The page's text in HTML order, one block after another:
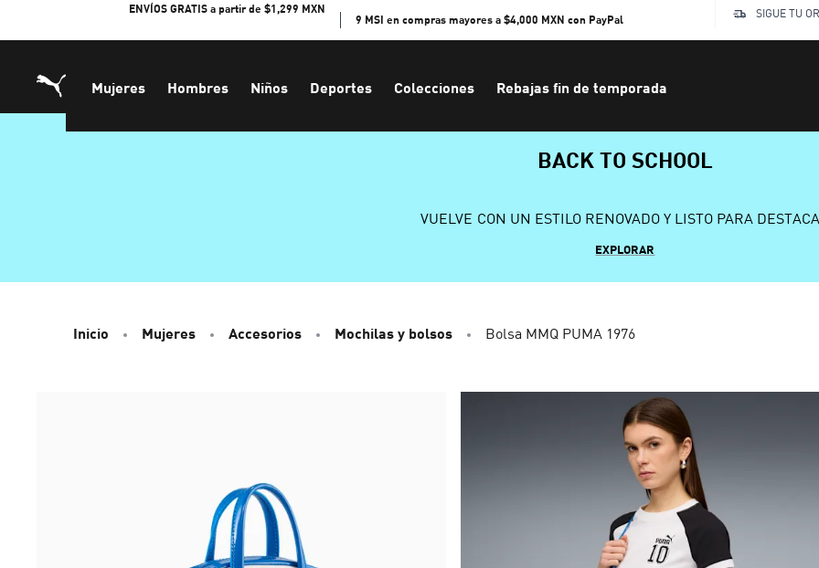
ENVÍOS GRATIS a partir de $1,299 MXN
9 MSI en compras mayores a $4,000 MXN con PayPal
SIGUE TU
Mujeres Hombres Niños Deportes Colecciones Rebajas fin de temporada
BACK TO SCHOOL
VUELVE CON UN ESTILO RENOVADO Y LISTO PARA
EXPLORAR
Inicio Mujeres Accesorios Mochilas y bolsos Bolsa MMQ PUMA 1976